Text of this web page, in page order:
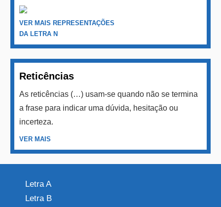
VER MAIS REPRESENTAÇÕES
DA LETRA N
Reticências
As reticências (…) usam-se quando não se termina
a frase para indicar uma dúvida, hesitação ou
incerteza.
VER MAIS
Letra A
Letra B